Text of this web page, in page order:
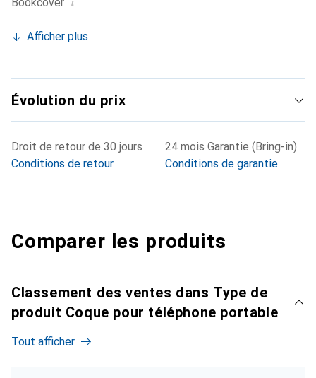
Afficher plus
Évolution du prix
Droit de retour de 30 jours
Conditions de retour
24 mois Garantie (Bring-in)
Conditions de garantie
Comparer les produits
Classement des ventes dans Type de
produit Coque pour téléphone portable
Tout afficher